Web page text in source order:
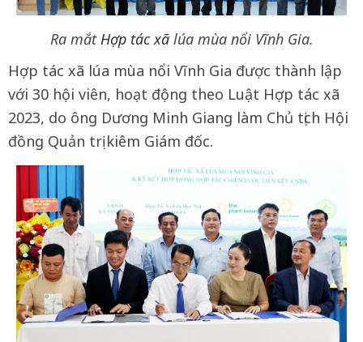
Ra mắtHợp tác xãlúa mùa nổi Vĩnh Gia.
Hợp tác xã lúa mùa nổi Vĩnh Gia được thành lập
với 30 hội viên, hoạt động theo Luật Hợp tác xã
2023, do ông Dương Minh Giang làm Chủ tịch Hội
đồng Quản trị kiêm Giám đốc.